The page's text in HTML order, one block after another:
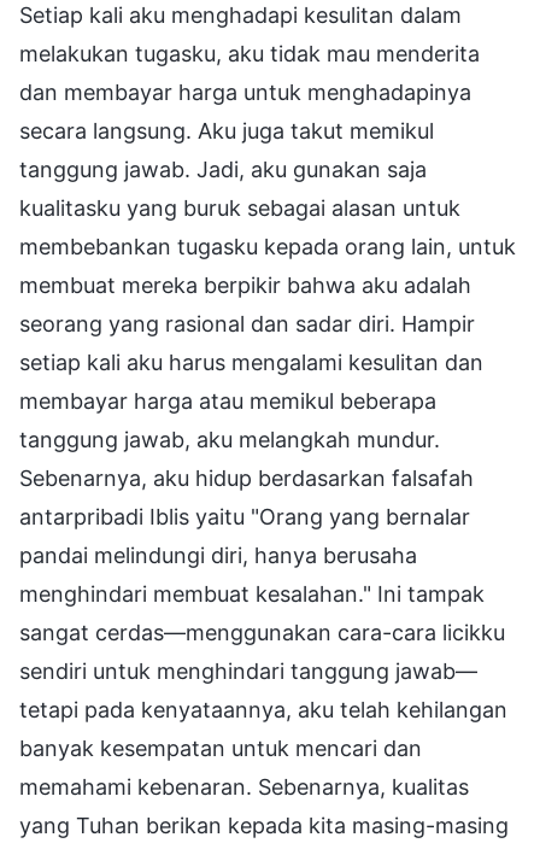
Setiap kali aku menghadapi kesulitan dalam
melakukan tugasku, aku tidak mau menderita
dan membayar harga untuk menghadapinya
secara langsung. Aku juga takut memikul
tanggung jawab. Jadi, aku gunakan saja
kualitasku yang buruk sebagai alasan untuk
membebankan tugasku kepada orang lain, untuk
membuat mereka berpikir bahwa aku adalah
seorang yang rasional dan sadar diri. Hampir
setiap kali aku harus mengalami kesulitan dan
membayar harga atau memikul beberapa
tanggung jawab, aku melangkah mundur.
Sebenarnya, aku hidup berdasarkan falsafah
antarpribadi Iblis yaitu "Orang yang bernalar
pandai melindungi diri, hanya berusaha
menghindari membuat kesalahan." Ini tampak
sangat cerdas—menggunakan cara-cara licikku
sendiri untuk menghindari tanggung jawab—
tetapi pada kenyataannya, aku telah kehilangan
banyak kesempatan untuk mencari dan
memahami kebenaran. Sebenarnya, kualitas
yang Tuhan berikan kepada kita masing-masing